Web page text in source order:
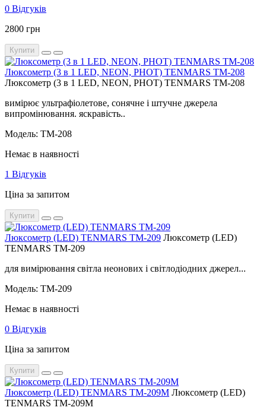
0 Відгуків
2800 грн
Купити
Люксометр (3 в 1 LED, NEON, PHOT) TENMARS TM-208
Люксометр (3 в 1 LED, NEON, PHOT) TENMARS TM-208
вимірює ультрафіолетове, сонячне і штучне джерела
випромінювання. яскравість..
Модель: TM-208
Немає в наявності
1 Відгуків
Ціна за запитом
Купити
Люксометр (LED) TENMARS TM-209 Люксометр (LED)
TENMARS TM-209
для вимірювання світла неонових і світлодіодних джерел...
Модель: TM-209
Немає в наявності
0 Відгуків
Ціна за запитом
Купити
Люксометр (LED) TENMARS TM-209М Люксометр (LED)
TENMARS TM-209М